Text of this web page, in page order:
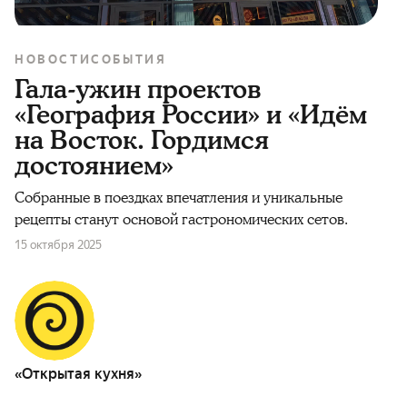
НОВОСТИСОБЫТИЯ
Гала-ужин проектов
«География России» и «Идём
на Восток. Гордимся
достоянием»
Собранные в поездках впечатления и уникальные
рецепты станут основой гастрономических сетов.
15 октября 2025
«Открытая кухня»